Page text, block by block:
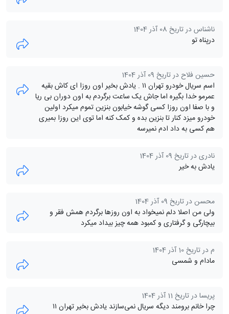
ناشناس در تاریخ 08 آذر 1404
درپناه تو
حسین فلاح در تاریخ 09 آذر 1404
اسم سریال خودرو تهران ۱۱ . یادش بخیر اون روزا ای کاش بقیه
عمرمو خدا بگیره اما جاش یک ساعت برگردم به اون دوران بی ریا
و با صفا اون روزا کسی گوشه خیابون بنزین تموم میکرد اولین
خودرو میزد کنار تا بنزین بده و کمک کنه اما توی این روزا بمیری
هم کسی به داد ادم نمیرسه
نادری در تاریخ 09 آذر 1404
یادش به خیر
محسن در تاریخ 09 آذر 1404
ولی من اصلا دلم نمیخواد به اون روزها برگردم همش فقر و
بیچارگی و گرفتاری و کمبود همه چیز بیداد میکرد
م در تاریخ 10 آذر 1404
مادام و شمسی
پریسا در تاریخ 11 آذر 1404
چرا خانم برومند دیگه سریال نمی‌سازند یادش بخیر تهران ۱۱